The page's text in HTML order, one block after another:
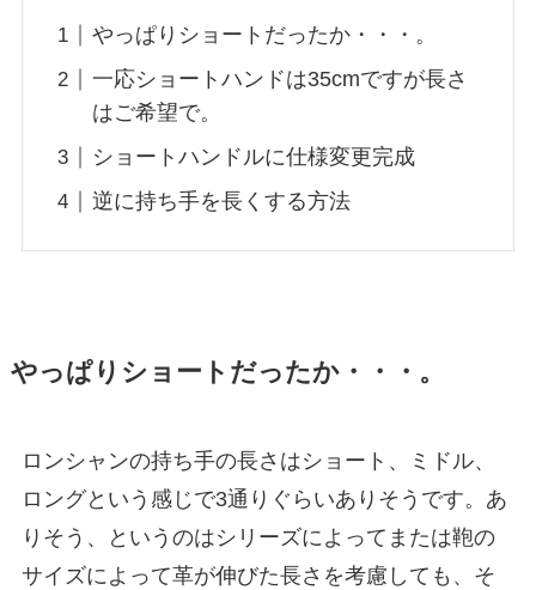
やっぱりショートだったか・・・。
一応ショートハンドは35cmですが長さ
はご希望で。
ショートハンドルに仕様変更完成
逆に持ち手を長くする方法
やっぱりショートだったか・・・。
ロンシャンの持ち手の長さはショート、ミドル、
ロングという感じで3通りぐらいありそうです。あ
りそう、というのはシリーズによってまたは鞄の
サイズによって革が伸びた長さを考慮しても、そ